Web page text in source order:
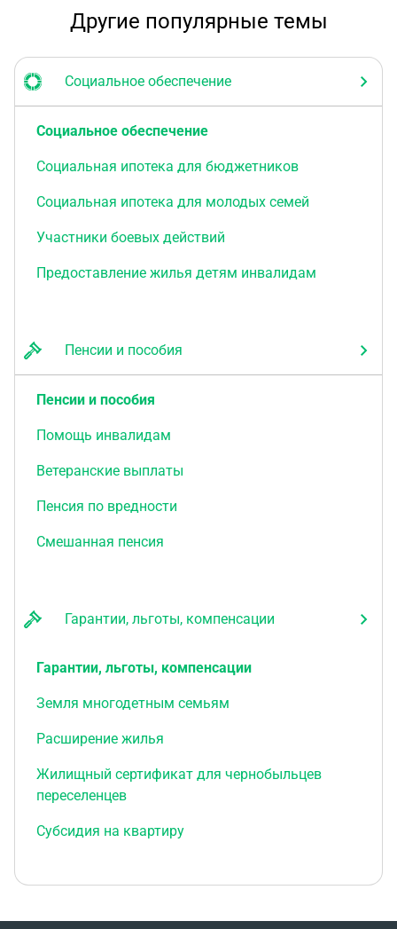
Другие популярные темы
Социальное обеспечение
Социальное обеспечение
Социальная ипотека для бюджетников
Социальная ипотека для молодых семей
Участники боевых действий
Предоставление жилья детям инвалидам
Пенсии и пособия
Пенсии и пособия
Помощь инвалидам
Ветеранские выплаты
Пенсия по вредности
Смешанная пенсия
Гарантии, льготы, компенсации
Гарантии, льготы, компенсации
Земля многодетным семьям
Расширение жилья
Жилищный сертификат для чернобыльцев
переселенцев
Субсидия на квартиру